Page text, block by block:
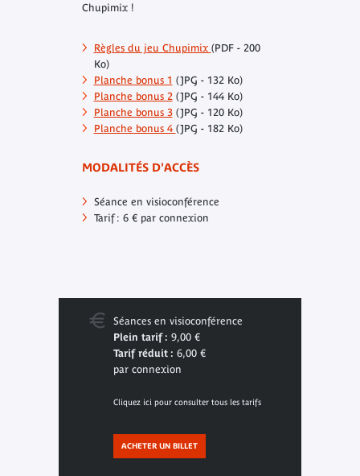
Chupimix !
Règles du jeu Chupimix (PDF - 200
Ko)
Planche bonus 1 (JPG - 132 Ko)
Planche bonus 2(JPG - 144 Ko)
Planche bonus 3(JPG - 120 Ko)
Planche bonus 4 (JPG - 182 Ko)
MODALITÉS D'ACCÈS
Séance en visioconférence
Tarif : 6 € par connexion
Séances en visioconférence
Plein tarif : 9,00 €
Tarif réduit : 6,00 €
par connexion
Cliquez ici pour consulter tous les tarifs
ACHETER UN BILLET